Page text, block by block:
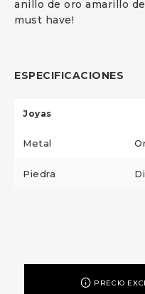
anillo de oro amarillo
must have!
ESPECIFICACIONES
Joyas
Metal
Piedra
PRECIO